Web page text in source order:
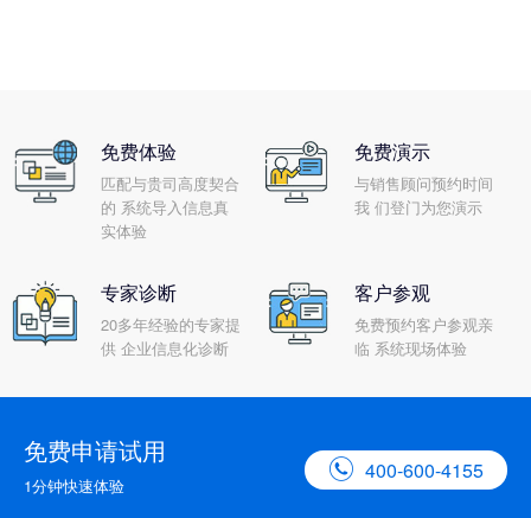
免费体验
匹配与贵司高度契合
的 系统导入信息真
实体验
免费演示
与销售顾问预约时间
我 们登门为您演示
专家诊断
20多年经验的专家提
供 企业信息化诊断
客户参观
免费预约客户参观亲
临 系统现场体验
免费申请试用
1分钟快速体验
 400-600-4155